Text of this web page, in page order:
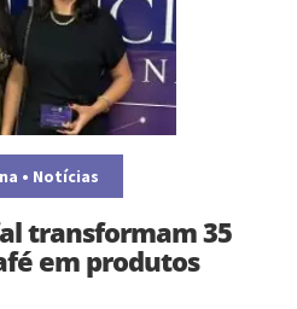
• Notícias
transformam 35
em produtos